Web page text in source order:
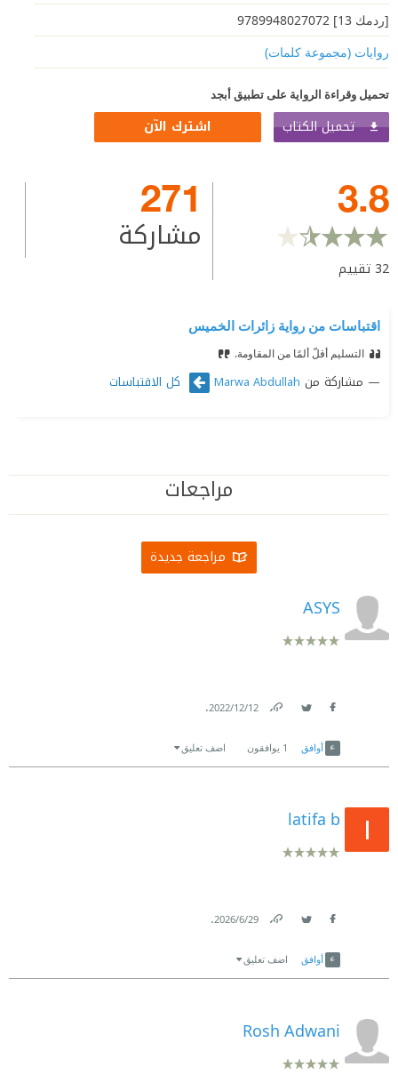
[ردمك 13] 9789948027072
روايات (مجموعة كلمات)
تحميل وقراءة الرواية على تطبيق أبجد
تحميل الكتاب اشترك الآن
3.8
32تقييم
271
مشاركة
اقتباسات من رواية زائرات الخميس
التسليم أقلّ ألمًا من المقاومة.
مشاركة من Marwa Abdullah كل الاقتباسات
مراجعات
مراجعة جديدة
ASYS
12‏/12‏/2022
.
أوافق 1 يوافقون اضف تعليق
latifa b
29‏/6‏/2026
.
أوافق اضف تعليق
Rosh Adwani